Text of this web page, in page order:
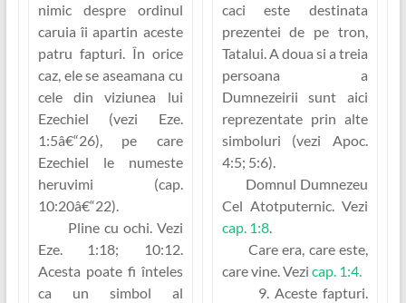
nimic despre ordinul
caruia îi apartin aceste
patru fapturi. În orice
caz, ele se aseamana cu
cele din viziunea lui
Ezechiel (vezi Eze.
1:5â€“26), pe care
Ezechiel le numeste
heruvimi (cap.
10:20â€“22).
Pline cu ochi.Vezi
Eze. 1:18; 10:12.
Acesta poate fi înteles
ca un simbol al
caci este destinata
prezentei de pe tron,
Tatalui. A doua si a treia
persoana a
Dumnezeirii sunt aici
reprezentate prin alte
simboluri (vezi Apoc.
4:5; 5:6).
Domnul Dumnezeu
Cel Atotputernic.Vezi
cap. 1:8.
Care era, care este,
care vine.Vezi cap. 1:4.
9. Aceste fapturi.